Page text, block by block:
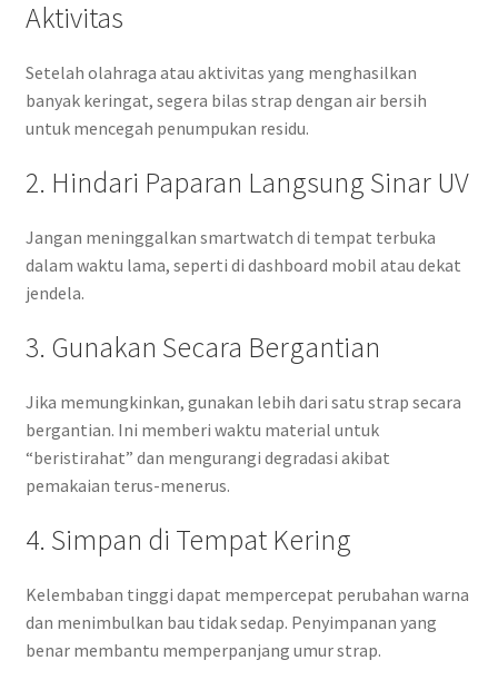
Aktivitas
Setelah olahraga atau aktivitas yang menghasilkan
banyak keringat, segera bilas strap dengan air bersih
untuk mencegah penumpukan residu.
2. Hindari Paparan Langsung Sinar UV
Jangan meninggalkan smartwatch di tempat terbuka
dalam waktu lama, seperti di dashboard mobil atau dekat
jendela.
3. Gunakan Secara Bergantian
Jika memungkinkan, gunakan lebih dari satu strap secara
bergantian. Ini memberi waktu material untuk
“beristirahat” dan mengurangi degradasi akibat
pemakaian terus-menerus.
4. Simpan di Tempat Kering
Kelembaban tinggi dapat mempercepat perubahan warna
dan menimbulkan bau tidak sedap. Penyimpanan yang
benar membantu memperpanjang umur strap.